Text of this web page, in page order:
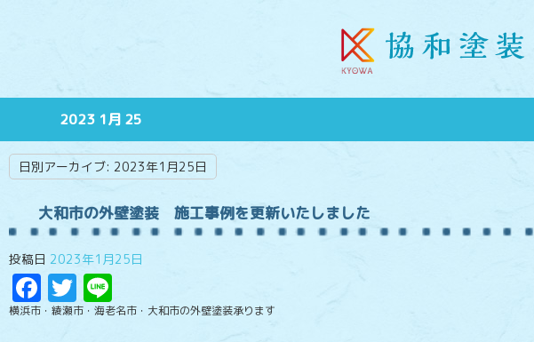
2023 1月 25
日別アーカイブ: 2023年1月25日
大和市の外壁塗装 施工事例を更新いたしました
投稿日 2023年1月25日
Facebook
Twitter
横浜市・綾瀬市・海老名市・大和市の外壁塗装承ります